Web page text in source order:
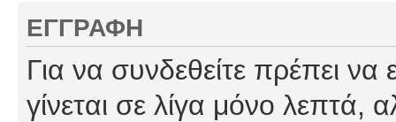
ΕΓΓΡΑΦΉ
Για να συνδεθείτε πρέπει
γίνεται σε λίγα μόνο λεπτά,